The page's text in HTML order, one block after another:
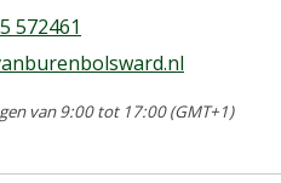
572461
van 9:00 tot 17:00 (GMT+1)